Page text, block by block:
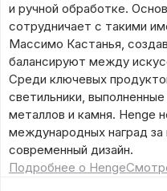
и ручной обработке.
сотрудничает с такими
Массимо Кастанья,
балансируют между
Среди ключевых
светильники,
металлов и камня. Henge
международных наград за
современный дизайн.
Подробнее о Henge